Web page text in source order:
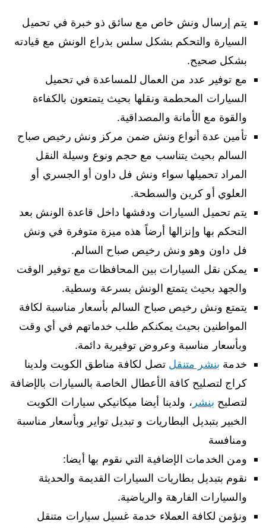
يتم إرسال ونش خاص مع سائق ذو خبرة في تحميل
السيارة والتحكم بشكل سلس بذراع الونش مع قيادته
بشكل صحيح.
مع توفير عدد من العمال للمساعدة في تحميل
السيارات المحطمة ونقلها بحيث يتمتعون بالكفاءة
والقوة مع الأمانة والمصداقية.
تأمين عدة أنواع ونش ضمن مركز ونش رخيص صباح
السالم بحيث يتناسب مع حجم ونوع وسيلة النقل
المراد تحميلها سواء ونش فل داون أو الجسري أو
العلوي أو كرين والسطحة.
يتم تحميل السيارات ودفشها داخل قاعدة الونش بعد
التحكم بها وإنزالها أرضاً هذه ميزة متوفرة في ونش
فل داون وهو ونش رخيص صباح السالم.
يمكن نقل السيارات بين المحافظات مع توفير الوقت
والجهد بحيث يتمتع الونش بسرعة وسطية.
يتمتع ونش رخيص صباح السالم بأسعار مناسبة لكافة
المواطنين بحيث يمكنكم طلب خدماتهم في أي وقت
وبأسعار مناسبة وعروض توفيرية دائمة.
خدمة بنشر متنقل تصل لكافة مناطق الكويت ولدينا
كراج لتصليح كافة الأعطال الخاصة بالسيارات بالإضافة
لتصليح بنشر ، ولدينا أيضا ميكانيكي سيارات الكويت
الخبير بتبديل البطاريات و تبديل تواير وبأسعار مناسبة
ومنافسة
ومن الخدمات الإضافية التي نقوم بها أيضا:
نقوم بتبديل بطاريات السيارات القديمة والحديثة
والسيارات الفارهة والرياضية.
ونؤمن لكافة العملاء خدمة غسيل سيارات متنقل